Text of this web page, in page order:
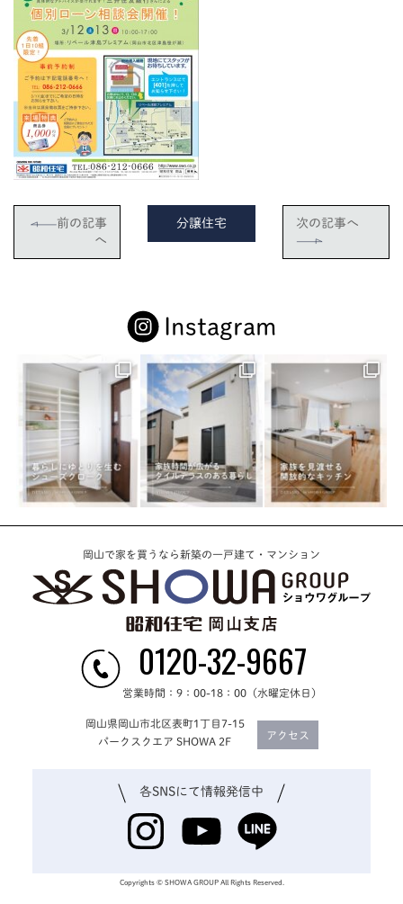
前の記事
へ
分譲住宅 次の記事へ
Instagram
岡山で家を買うなら新築の一戸建て・マンション
0120-32-9667
営業時間：9：00-18：00（水曜定休日）
岡山県岡山市北区表町1丁目7-15
パークスクエア SHOWA 2F
アクセス
各SNSにて情報発信中
Copyrights © SHOWA GROUP All Rights Reserved.